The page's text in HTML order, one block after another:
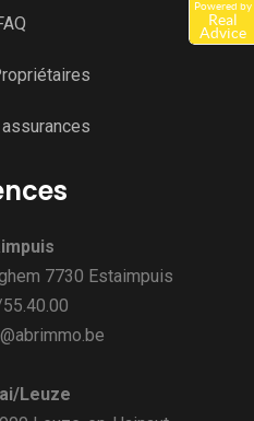
7730 Estaimpuis
Leuze